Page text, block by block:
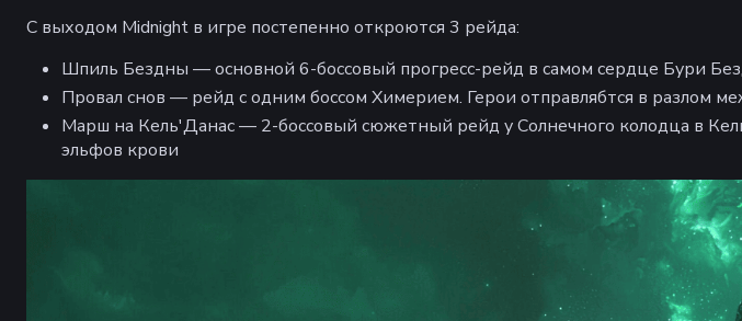
С выходом Midnight в игре постепенно откроются 3 рейда:
Шпиль Бездны — основной 6-боссовый прогресс-рейд в самом сердце Бури
Провал снов — рейд с одним боссом Химерием. Герои отправлябтся в разлом
Марш на Кель'Данас — 2-боссовый сюжетный рейд у Солнечного колодца в
эльфов крови